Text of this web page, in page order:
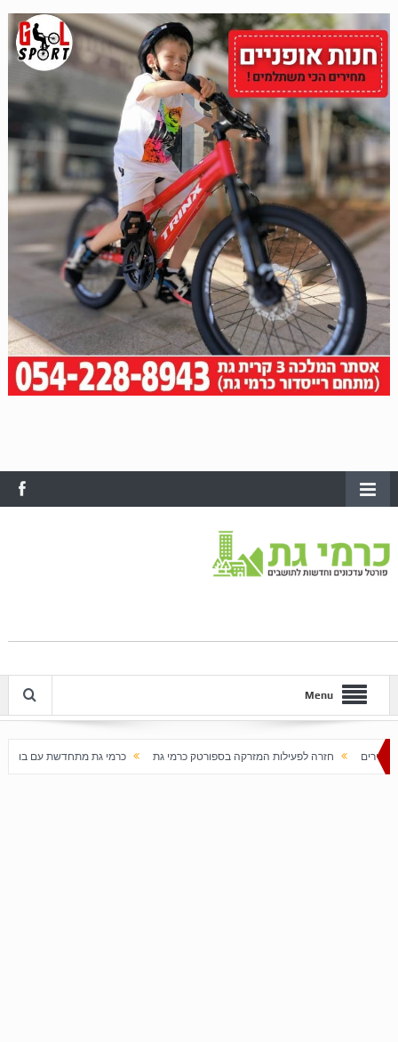
Menu
המזרקה בספורטק כרמי גת כרמי גת מתחדשת עם בוא האביב עלייה חדה